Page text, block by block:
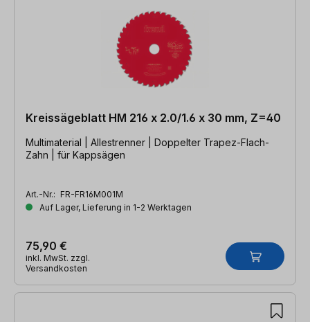
Kreissägeblatt HM 216 x 2.0/1.6 x 30 mm, Z=40
Multimaterial | Allestrenner | Doppelter Trapez-Flach-
Zahn | für Kappsägen
Art.-Nr.: FR-FR16M001M
Auf Lager, Lieferung in 1-2 Werktagen
75,90 €
inkl. MwSt. zzgl.
Versandkosten